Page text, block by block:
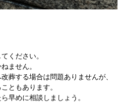
ください。
ません。
葬する場合は問題ありませんが、
ともあります。
早めに相談しましょう。